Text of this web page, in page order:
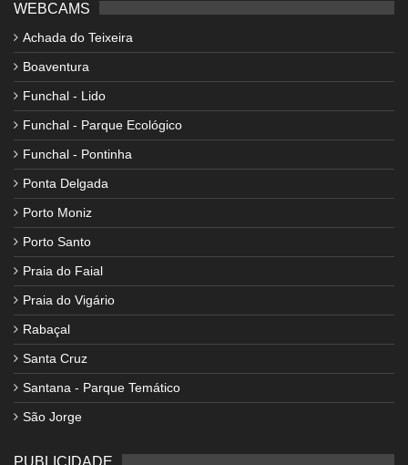
WEBCAMS
Achada do Teixeira
Boaventura
Funchal - Lido
Funchal - Parque Ecológico
Funchal - Pontinha
Ponta Delgada
Porto Moniz
Porto Santo
Praia do Faial
Praia do Vigário
Rabaçal
Santa Cruz
Santana - Parque Temático
São Jorge
PUBLICIDADE